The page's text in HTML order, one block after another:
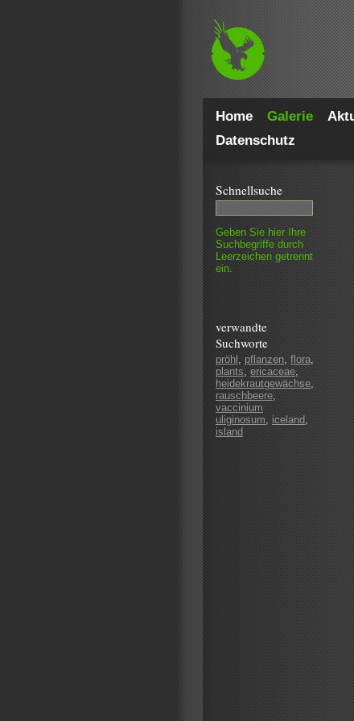
Home Galerie
Datenschutz
Schnell­suche
Geben Sie hier Ihre
Such­begriffe durch
Leer­zeichen getrennt
ein.
verwandte
Suchworte
pröhl , pflanzen, flora,
plants, ericaceae,
heidekrautgewächse,
rauschbeere,
vaccinium
uliginosum, iceland ,
island